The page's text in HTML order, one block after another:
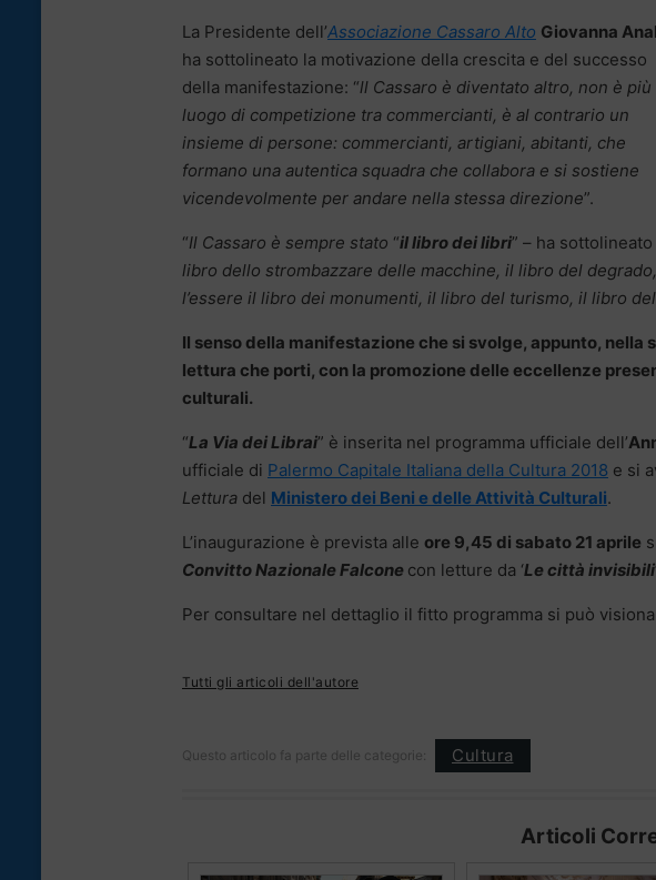
La Presidente dell’Associazione Cassaro Alto Giovanna
ha sottolineato la motivazione della crescita e del successo
della manifestazione: “ll Cassaro è diventato altro, non è più
luogo di competizione tra commercianti, è al contrario un
insieme di persone: commercianti, artigiani, abitanti, che
formano una autentica squadra che collabora e si sostiene
vicendevolmente per andare nella stessa direzione”.
“Il Cassaro è sempre stato “il libro dei libri” – ha sottolineato
libro dello strombazzare delle macchine, il libro del
l’essere il libro dei monumenti, il libro del turismo, il libro
Il senso della manifestazione che si svolge, appunto,
lettura che porti, con la promozione delle eccellenze
culturali.
“La Via dei Librai” è inserita nel programma ufficiale dell’
ufficiale di Palermo Capitale Italiana della Cultura 2018 e si
Lettura del Ministero dei Beni e delle Attività Culturali.
L’inaugurazione è prevista alle ore 9,45 di sabato 21 aprile
Convitto Nazionale Falcone con letture da ‘Le città invisibili
Per consultare nel dettaglio il fitto programma si può
Tutti gli articoli dell'autore
Questo articolo fa parte delle categorie: Cultura
Articoli